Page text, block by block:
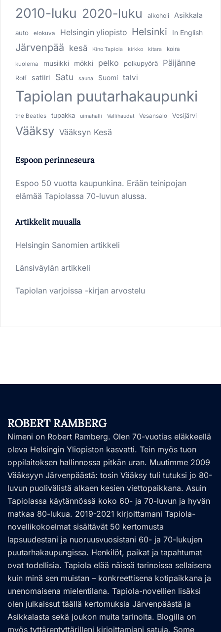
2010-luku 2020-luku alkoholi Asikkala
auto elokuva Helsingin yliopisto Helsinki In English
Järvenpää kesä Kino Tapiola kirkko kitara koira
kuolema musiikki mökki pelko polkupyörä Päijänne
Rolf satiiri Satu sauna Suomi talvi
Tapiolan puutarhakaupunki
the Beatles tupakka uimahalli Vallihaudat Vesansalo Vesijärvi
Vääksy Vääksyn Kesä
Espoon perinneseura
Espoo 50 vuotta kaupunkina. Erään teinipojan
elämää Tapiolassa 70-luvun alussa.
Artikkelit muualla
Helsingin Sanomien artikkeli
Länsiväylän artikkeli
Tapiolan varjoissa -kirjan arvostelu
ROBERT RAMBERG
Nimeni on Robert Ramberg. Olen 70-vuotias eläkkeellä
oleva Helsingin Yliopiston kasvatti. Tein myös tuon
oppilaitoksen hallinnossa pitkän uran. Muutimme 2009
Vääksyyn Järvenpäästä: tosin Vääksy tuli tutuksi jo 80-
luvun puolivälistä alkaen kesien viettopaikkana. Asuin
Tapiolassa käytännössä koko 60- ja 70-luvun ja hyvän
matkaa 80-lukua. 2019-2021 kirjoittamani Tapiola-
novellikokoelmat sisältävät 50 kertomusta
lapsuudestani ja nuoruusvuosistani 60- ja 70-lukujen
puutarhakaupungissa. Henkilöt, paikat ja tapahtumat
ovat todellisia. Tapiola elää näissä tarinoissa sellaisena
kuin minä sen muistan – konkreettisena kotipaikkana ja
unenomaisena mielentilana. Tapiola-novellien lisäksi
olen julkaissut täällä kertomuksia Järvenpäästä ja
Asikkalasta sekä joukon muita tarinoita. Blogilla on
myös tyttärentyttärilleni kirjoittamiani satuja. Some